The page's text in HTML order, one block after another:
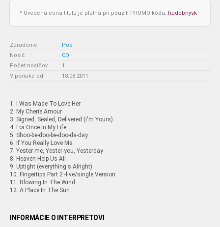
* Uvedená cena titulu je platná pri použití PROMO kódu: hudobnysk
Zaradenie : Pop
Nosič
: CD
Počet nosičov
: 1
V ponuke od
: 18.08.2011
1. I Was Made To Love Her
2. My Cherie Amour
3. Signed, Sealed, Delivered (i'm Yours)
4. For Once In My Life
5. Shoo-be-doo-be-doo-da-day
6. If You Really Love Me
7. Yester-me, Yester-you, Yesterday
8. Heaven Help Us All
9. Uptight (everything's Alright)
10. Fingertips Part 2 -live/single Version
11. Blowing In The Wind
12. A Place In The Sun
INFORMÁCIE O INTERPRETOVI